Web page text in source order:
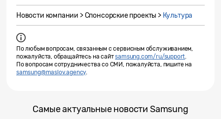
Новости компании > Спонсорские проекты > Культура
По любым вопросам, связанным с сервисным обслуживанием,
пожалуйста, обращайтесь на сайтsamsung.com/ru/support.
По вопросам сотрудничества со СМИ, пожалуйста, пишите на
samsung@maslov.agency.
Самые актуальные новости Samsung